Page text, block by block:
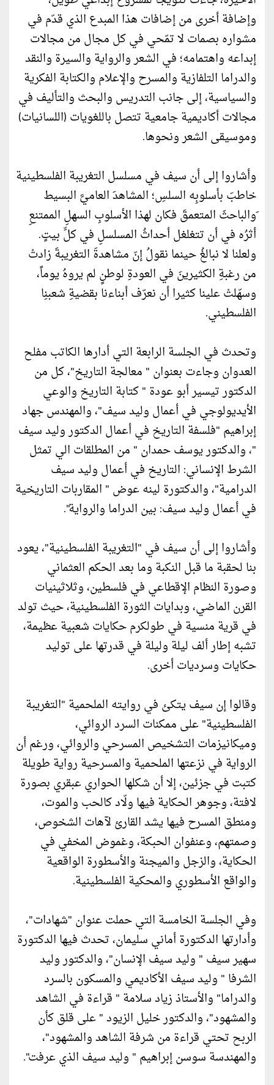
وإضافة أخرى من إضافات هذا المبدع الذي قدّم في
مشواره بصمات لا تمّحي في كل مجال من مجالات
إبداعه واهتمامه؛ في الشعر والرواية والسيرة والنقد
والدراما التلفازية والمسرح والإعلام والكتابة الفكرية
والسياسية، إلى جانب التدريس والبحث والتأليف في
مجالات أكاديمية جامعية تتصل باللغويات (اللسانيات)
وموسيقى الشعر ونحوها.
وأشاروا إلى أن سيف في مسلسل التغريبة الفلسطينية
خاطبَ بأسلوبِه السلسِ؛ المشاهدَ العاميَّ البسيط
َوالباحثَ المتعمقَ فكان لهذا الأسلوبِ السهلِ الممتنعِ
أثرُه في أن تتغلغل أحداثُ المسلسلِ في كلِّ بيتٍ.
ولعلنا لا نبالغُ حينما نقولُ إنّ مشاهدةَ التغريبةَ زادتْ
من رغبةِ الكثيرينَ في العودةِ لوطنٍ لم يروهُ يوماً،
وسهّلتْ علينا كثيرا أن نعرّف أبناءنا بقضيةِ شعبنِا
الفلسطيني.
وتحدث في الجلسة الرابعة التي أدارها الكاتب مفلح
العدوان وجاءت بعنوان " معالجة التاريخ"، كل من
الدكتور تيسير أبو عودة " كتابة التاريخ والوعي
الأيديولوجي في أعمال وليد سيف"، والمهندس جهاد
إبراهيم "فلسفة التاريخ في أعمال الدكتور وليد سيف
"، والدكتور يوسف حمدان " من المطلقات الي تمثل
الشرط الإنساني: التاريخ في أعمال وليد سيف
الدرامية"، والدكتورة لينه عوض " المقاربات التاريخية
في أعمال وليد سيف: بين الدراما والرواية".
وأشاروا إلى أن سيف في "التغريبة الفلسطينية"، يعود
بنا لحقبة ما قبل النكبة وما بعد الحكم العثماني
وصورة النظام الإقطاعي في فلسطين، وثلاثينيات
القرن الماضي، وبدايات الثورة الفلسطينية، حيث تولد
في قرية منسية في طولكرم حكايات شعبية عظيمة،
تشبه إطار ألف ليلة وليلة في قدرتها على توليد
حكايات وسرديات أخرى.
وقالوا إن سيف يتكئ في روايته الملحمية "التغريبة
الفلسطينية" على ممكنات السرد الروائي،
وميكانيزمات التشخيص المسرحي والروائي، ورغم أن
الرواية في نزعتها الملحمية والمسرحية رواية طويلة
كتبت في جزئين، إلا أن شكلها الحواري عبقري بصورة
لافتة، وجوهر الحكاية فيها ولّاد كالحب والموت،
ومنطق المسرح فيها يشد القارئ لآهات الشخوص،
وصمتهم، وعنفوان الحبكة، وغموض المخفي في
الحكاية، والزجل والميجنة والأسطورة الواقعية
والواقع الأسطوري والمحكية الفلسطينية.
وفي الجلسة الخامسة التي حملت عنوان "شهادات"،
وأدارتها الدكتورة أماني سليمان، تحدث فيها الدكتورة
سهير سيف " وليد سيف الإنسان"، والدكتور وليد
الشرفا " وليد سيف الأكاديمي والمسكون بالسرد
والدراما" والأستاذ زياد سلامة " قراءة في الشاهد
والمشهود"، والدكتور خليل الزيود " على قلق كأن
الربح تحتي قراءة من شرفة الشاهد والمشهود"،
والمهندسة سوسن إبراهيم " وليد سيف الذي عرفت".